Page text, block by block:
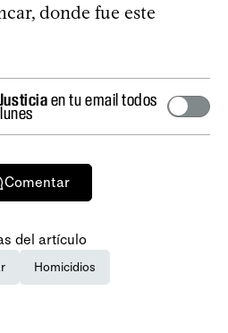
donde fue este
Justiciaen tu email todos
Comentar
del artículo
Homicidios